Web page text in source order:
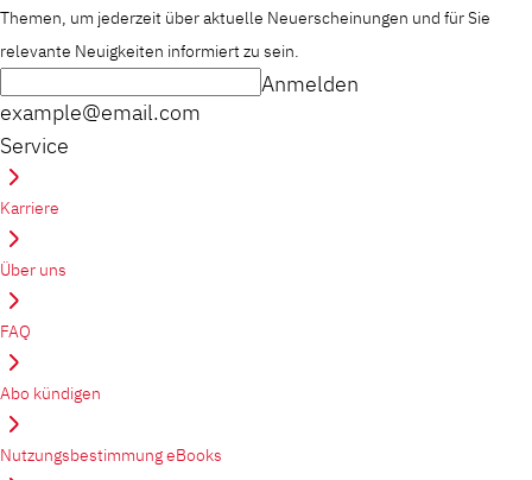
Themen, um jederzeit über aktuelle Neuerscheinungen und für Sie
relevante Neuigkeiten informiert zu sein.
example@email.com
Anmelden
Service
Karriere
Über uns
FAQ
Abo kündigen
Nutzungsbestimmung eBooks